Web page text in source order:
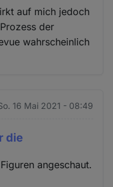
auf mich jedoch
der
wahrscheinlich
16 Mai 2021 - 08:49
die
angeschaut.